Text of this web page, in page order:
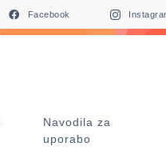
Facebook
Navodila za
uporabo